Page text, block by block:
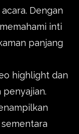
Dengan
inti
panjang
highlight dan